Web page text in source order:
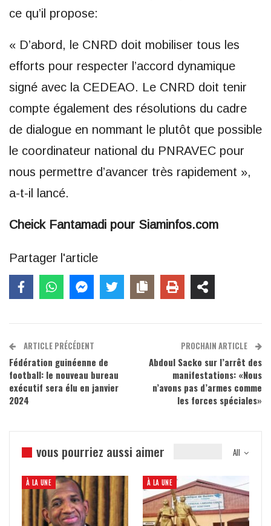
ce qu’il propose:
« D’abord, le CNRD doit mobiliser tous les
efforts pour respecter l’accord dynamique
signé avec la CEDEAO. Le CNRD doit tenir
compte également des résolutions du cadre
de dialogue en nommant le plutôt que possible
le coordinateur national du PNRAVEC pour
nous permettre d’avancer très rapidement »,
a-t-il lancé.
Cheick Fantamadi pour Siaminfos.com
Partager l'article
ARTICLE PRÉCÉDENT
Fédération guinéenne de
football: le nouveau bureau
exécutif sera élu en janvier
2024
PROCHAIN ARTICLE
Abdoul Sacko sur l’arrêt des
manifestations: «Nous
n’avons pas d’armes comme
les forces spéciales»
All
vous pourriez aussi aimer
À LA UNE À LA UNE